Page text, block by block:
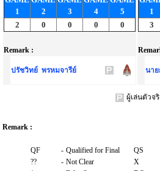
1
2
3
4
5
2
0 0 0 0
Remark :
ปรัชวิทย์ พรหมจารีย์
1
3
นาย
ผู้เล่นตัวจ
Remark :
QF - Qualified for Final QS
??
- Not Clear X